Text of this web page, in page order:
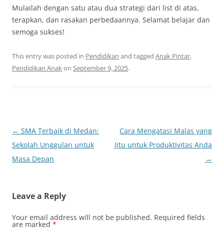
Mulailah dengan satu atau dua strategi dari list di atas,
terapkan, dan rasakan perbedaannya. Selamat belajar dan
semoga sukses!
This entry was posted in Pendidikan and tagged Anak Pintar,
Pendidikan Anakon September 9, 2025.
Post
navigation
← SMA Terbaik di Medan:
Sekolah Unggulan untuk
Masa Depan
Cara Mengatasi Malas yang
Jitu untuk Produktivitas Anda
→
Leave a Reply
Your email address will not be published. Required fields
are marked *